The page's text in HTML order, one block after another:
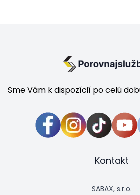
Sme Vám k dispozícií po celú
Kontakt
SABAX, s.r.o.